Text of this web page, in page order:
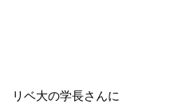
リベ大の学長さんに